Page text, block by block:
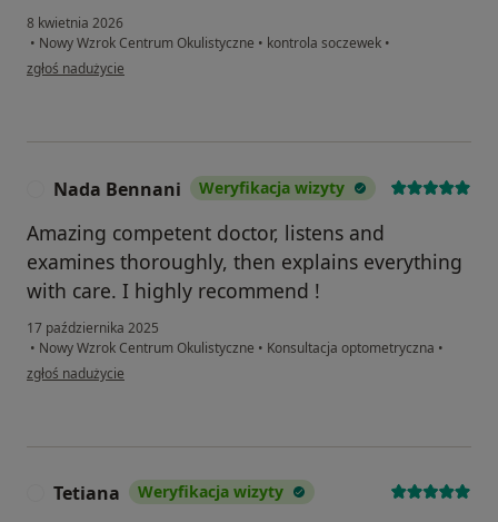
8 kwietnia 2026
• Nowy Wzrok Centrum Okulistyczne • kontrola soczewek •
w opinii użytkownika Iryna
zgłoś nadużycie
Nada Bennani Weryfikacja wizyty
Amazing competent doctor, listens and
examines thoroughly, then explains everything
with care. I highly recommend !
17 października 2025
• Nowy Wzrok Centrum Okulistyczne • Konsultacja optometryczna •
w opinii użytkownika Nada Bennani
zgłoś nadużycie
Tetiana Weryfikacja wizyty